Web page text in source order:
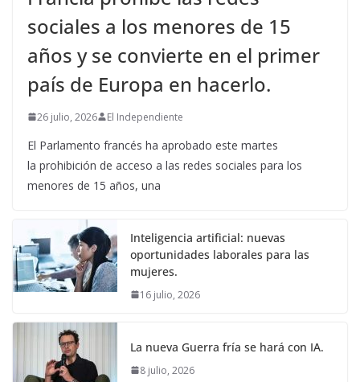
sociales a los menores de 15
años y se convierte en el primer
país de Europa en hacerlo.
26 julio, 2026 El Independiente
El Parlamento francés ha aprobado este martes
la prohibición de acceso a las redes sociales para los
menores de 15 años, una
Inteligencia artificial: nuevas
oportunidades laborales para las
mujeres.
16 julio, 2026
La nueva Guerra fría se hará con IA.
8 julio, 2026